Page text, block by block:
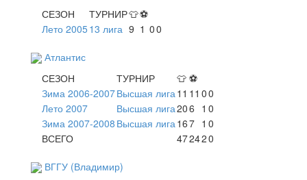
СЕЗОН
ТУРНИР👕⚽
Лето 200513 лига 9 1 00
Атлантис
СЕЗОН
ТУРНИР 👕 ⚽
Зима 2006-2007Высшая лига 11 11 00
Лето 2007
Высшая лига206 1 0
Зима 2007-2008 Высшая лига 167 1 0
ВСЕГО
472420
ВГГУ (Владимир)